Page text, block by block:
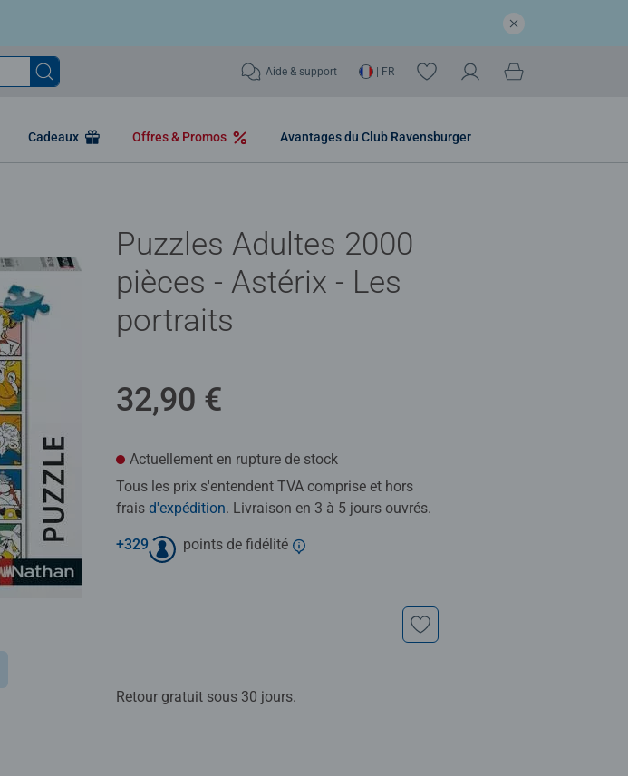
Aide & support | FR
Cadeaux Offres & Promos Avantages du Club Ravensburger
Puzzles Adultes 2000
pièces - Astérix - Les
portraits
32,90 €
Actuellement en rupture de stock
Tous les prix s'entendent TVA comprise et hors
frais d'expédition. Livraison en 3 à 5 jours ouvrés.
+329 points de fidélité
Retour gratuit sous 30 jours.